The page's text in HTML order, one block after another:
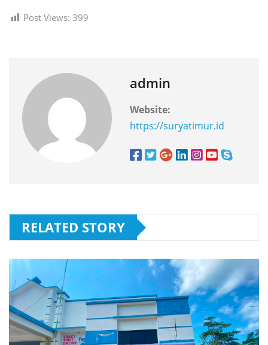
Post Views: 399
admin
Website:
https://suryatimur.id
RELATED STORY